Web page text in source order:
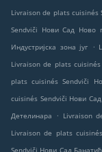
Livraison de plats cuisinés
Sendviči Нови Сад Ново
Индустријска зона југ
.
Livraison de plats
plats cuisinés Sendviči
cuisinés Sendviči Нови
Детелинара
. Livraison
Livraison de plats
Sendviči Нови Сад Банатић